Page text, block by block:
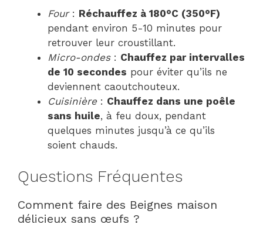
Four: Réchauffez à 180°C (350°F)
pendant environ 5-10 minutes pour
retrouver leur croustillant.
Micro-ondes: Chauffez par intervalles
de 10 secondes pour éviter qu’ils ne
deviennent caoutchouteux.
Cuisinière : Chauffez dans une poêle
sans huile, à feu doux, pendant
quelques minutes jusqu’à ce qu’ils
soient chauds.
Questions Fréquentes
Comment faire des Beignes maison
délicieux sans œufs ?